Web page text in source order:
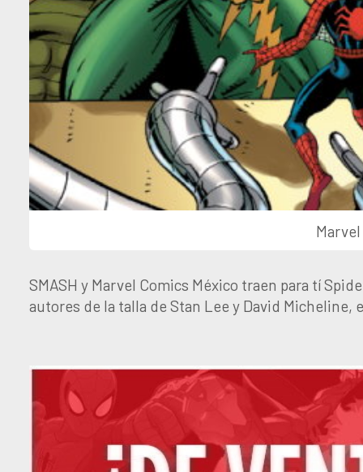
SMASH y Marvel Comics México traen para tí
autores de la talla de Stan Lee y David